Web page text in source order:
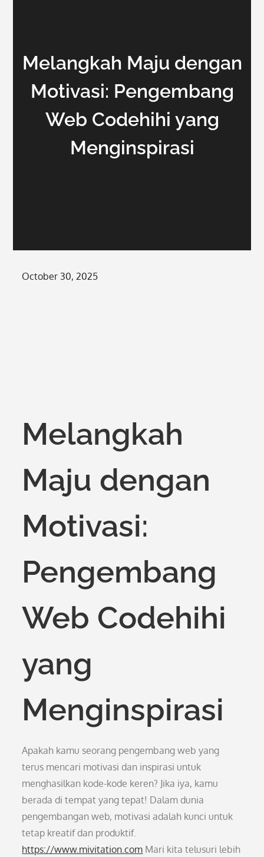
Melangkah Maju dengan
Motivasi: Pengembang
Web Codehihi yang
Menginspirasi
Posted
October 30, 2025
Melangkah
Maju dengan
Motivasi:
Pengembang
Web Codehihi
yang
Menginspirasi
Apakah kamu seorang pengembang web yang
terus mencari motivasi dan inspirasi untuk
menghasilkan kode-kode keren? Jika iya, kamu
berada di tempat yang tepat! Dalam dunia
pengembangan web, motivasi adalah kunci untuk
tetap kreatif dan produktif.
https://www.mivitation.com Mari kita telusuri lebih